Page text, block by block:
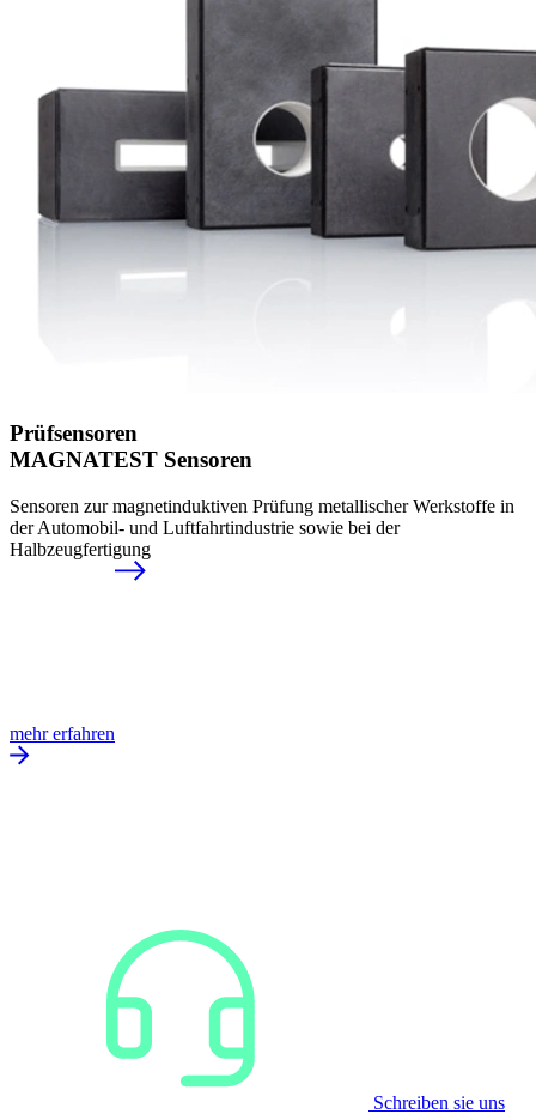
Prüfsensoren
MAGNATEST Sensoren
Sensoren zur magnetinduktiven Prüfung metallischer Werkstoffe in
der Automobil- und Luftfahrtindustrie sowie bei der
Halbzeugfertigung
mehr erfahren
Schreiben sie uns